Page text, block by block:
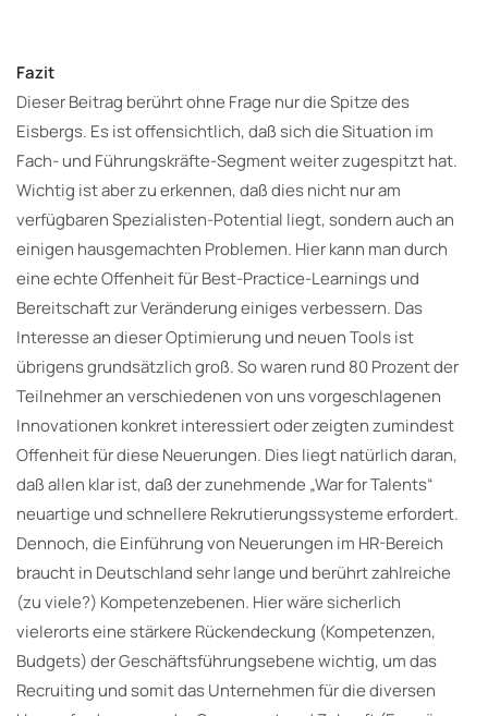
Fazit
Dieser Beitrag berührt ohne Frage nur die Spitze des
Eisbergs. Es ist offensichtlich, daß sich die Situation im
Fach- und Führungskräfte-Segment weiter zugespitzt hat.
Wichtig ist aber zu erkennen, daß dies nicht nur am
verfügbaren Spezialisten-Potential liegt, sondern auch an
einigen hausgemachten Problemen. Hier kann man durch
eine echte Offenheit für Best-Practice-Learnings und
Bereitschaft zur Veränderung einiges verbessern. Das
Interesse an dieser Optimierung und neuen Tools ist
übrigens grundsätzlich groß. So waren rund 80 Prozent der
Teilnehmer an verschiedenen von uns vorgeschlagenen
Innovationen konkret interessiert oder zeigten zumindest
Offenheit für diese Neuerungen. Dies liegt natürlich daran,
daß allen klar ist, daß der zunehmende „War for Talents“
neuartige und schnellere Rekrutierungssysteme erfordert.
Dennoch, die Einführung von Neuerungen im HR-Bereich
braucht in Deutschland sehr lange und berührt zahlreiche
(zu viele?) Kompetenzebenen. Hier wäre sicherlich
vielerorts eine stärkere Rückendeckung (Kompetenzen,
Budgets) der Geschäftsführungsebene wichtig, um das
Recruiting und somit das Unternehmen für die diversen